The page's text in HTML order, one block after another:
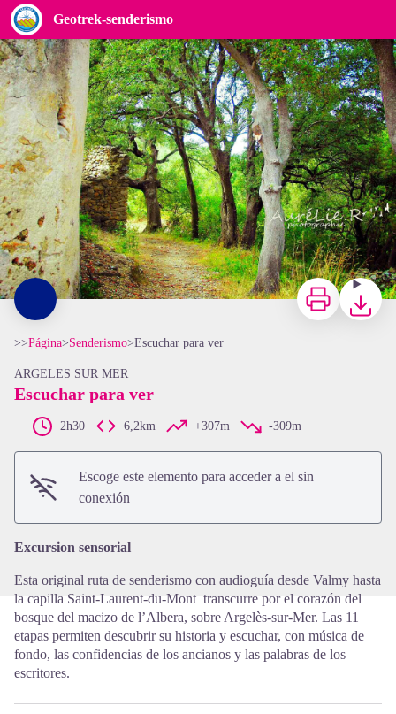
Geotrek-senderismo
Escuchar para ver
Sous-bois Chapelle Saint Laurent - Aurélie Rubio
View picture in full screen
ImprimirBajar
>>Página>Senderismo>Escuchar para ver
ARGELES SUR MER
Escuchar para ver
2h30 6,2km +307m -309m
Escoge este elemento para acceder a el sin
conexión
Excursion sensorial
Esta original ruta de senderismo con audioguía desde Valmy hasta
la capilla Saint-Laurent-du-Mont transcurre por el corazón del
bosque del macizo de l’Albera, sobre Argelès-sur-Mer. Las 11
etapas permiten descubrir su historia y escuchar, con música de
fondo, las confidencias de los ancianos y las palabras de los
escritores.